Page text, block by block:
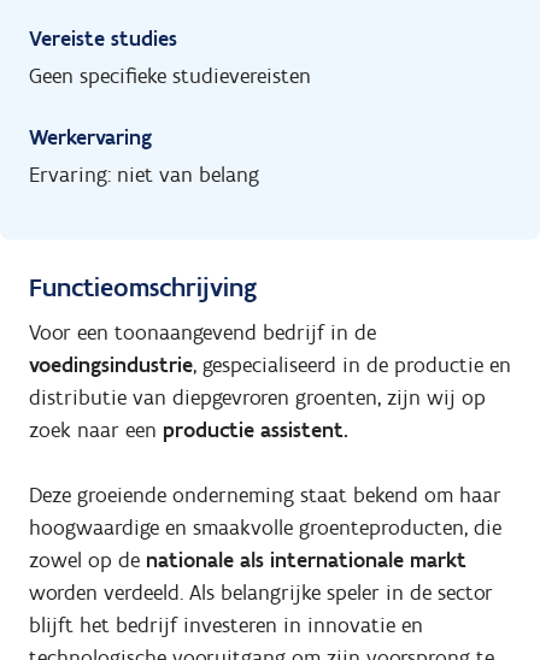
Vereiste studies
Geen specifieke studievereisten
Werkervaring
Ervaring: niet van belang
Functieomschrijving
Voor een toonaangevend bedrijf in de
voedingsindustrie, gespecialiseerd in de productie en
distributie van diepgevroren groenten, zijn wij op
zoek naar een productie assistent.
Deze groeiende onderneming staat bekend om haar
hoogwaardige en smaakvolle groenteproducten, die
zowel op de nationale als internationale markt
worden verdeeld. Als belangrijke speler in de sector
blijft het bedrijf investeren in innovatie en